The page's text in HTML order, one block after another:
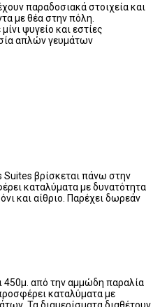
παραδοσιακά στοιχεία και
με θέα στην πόλη.
ψυγείο και εστίες
απλών γευμάτων
Suites βρίσκεται πάνω στην
καταλύματα με δυνατότητα
και αίθριο. Παρέχει δωρεάν
450μ. από την αμμώδη παραλία
καταλύματα με
Τα διαμερίσματα διαθέτουν